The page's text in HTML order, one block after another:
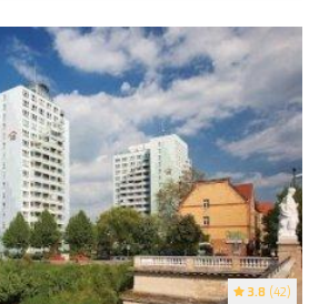
3.8 (42)